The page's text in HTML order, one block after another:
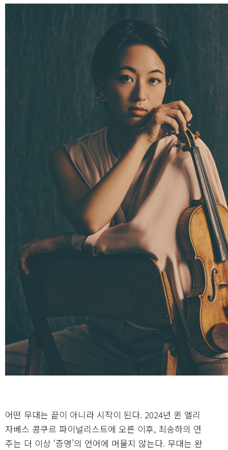
어떤 무대는 끝이 아니라 시작이 된다. 2024년 퀸 엘리
자베스 콩쿠르 파이널리스트에 오른 이후, 최송하의 연
주는 더 이상 ‘증명’의 언어에 머물지 않는다. 무대는 완